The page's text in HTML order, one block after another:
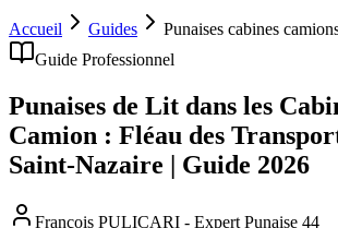
Accueil Guides
Punaises cabines
Guide Professionnel
Punaises de Lit dans les
Camion : Fléau des
Saint-Nazaire | Guide 2026
François PULICARI - Expert Punaise 44